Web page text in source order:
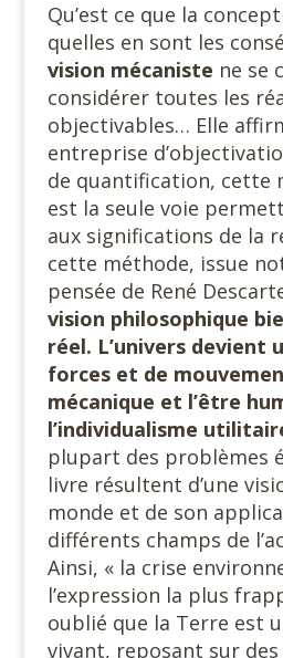
Qu’est ce que la
quelles en sont les
vision mécaniste ne se
considérer toutes les
objectivables… Elle
entreprise
de quantification, cette
est la seule voie
aux significations de la
cette méthode, issue
pensée de René
vision philosophique
réel. L’univers devient
forces et de
mécanique et l’être
l’individualisme
plupart des problèmes
livre résultent d’une
monde et de son
différents champs de
Ainsi, « la crise
l’expression la plus
oublié que la Terre est
vivant, reposant sur